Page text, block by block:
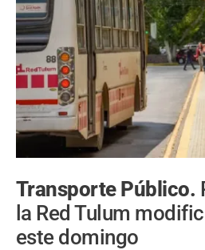
Transporte Público.
la Red Tulum
este domingo